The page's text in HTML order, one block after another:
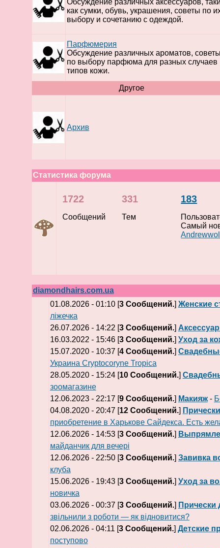
Обсуждение различных аксессуаров,
как сумки, обувь, украшения, советы по
выбору и сочетанию с одеждой.
Парфюмерия
Обсуждение различных ароматов,
по выбору парфюма для разных случаев
типов кожи.
Другое
Архив
Статистика форума
1722
Сообщений
331
Тем
183
Самый
diamondhairs.com.ua
01.08.2026 - 01:10 [3 Сообщений.] Женские
ліжечка
26.07.2026 - 14:22 [3 Сообщений.]
16.03.2022 - 15:46 [3 Сообщений.] Уход за
15.07.2020 - 10:37 [4 Сообщений.]
Украина Cryptocoryne Tropica
28.05.2020 - 15:24 [10 Сообщений.]
зоомагазине
12.06.2023 - 22:17 [9 Сообщений.] Макияж-
04.08.2020 - 20:47 [12 Сообщений.]
приобретение в Харькове Сайдекса. Есть
12.06.2026 - 14:53 [3 Сообщений.]
майданчик для вечері
12.06.2026 - 22:50 [3 Сообщений.] Завивка
клуба
15.06.2026 - 19:43 [3 Сообщений.] Уход за
новичка
03.06.2026 - 00:37 [3 Сообщений.] Прически
звільнили з роботи — як відновитися?
02.06.2026 - 04:11 [3 Сообщений.] Детские
поступово